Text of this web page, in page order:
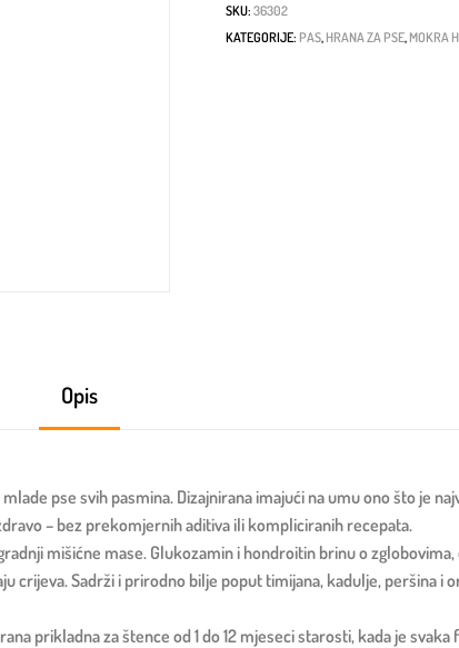
SKU:36302
KATEGORIJE: PAS, HRANA ZA PSE, MOKRA
Opis
pse svih pasmina. Dizajnirana imajući na umu ono što je
– bez prekomjernih aditiva ili kompliciranih recepata.
mišićne mase. Glukozamin i hondroitin brinu o
crijeva. Sadrži i prirodno bilje poput timijana, kadulje, peršina i
prikladna za štence od 1 do 12 mjeseci starosti, kada je